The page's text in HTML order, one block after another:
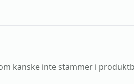
kanske inte stämmer i